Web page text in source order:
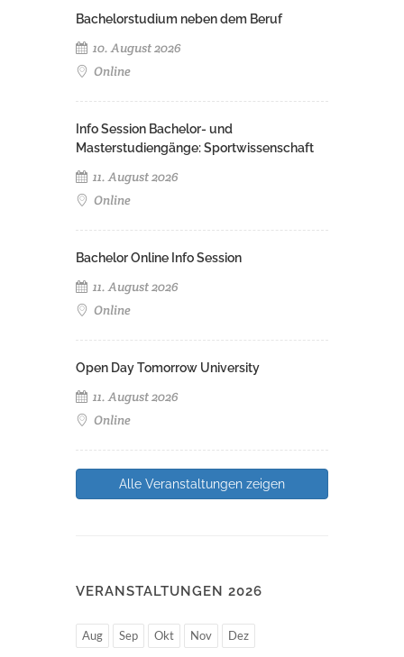
Bachelorstudium neben dem Beruf
10. August 2026
Online
Info Session Bachelor- und
Masterstudiengänge: Sportwissenschaft
11. August 2026
Online
Bachelor Online Info Session
11. August 2026
Online
Open Day Tomorrow University
11. August 2026
Online
Alle Veranstaltungen zeigen
VERANSTALTUNGEN 2026
Aug Sep Okt Nov Dez